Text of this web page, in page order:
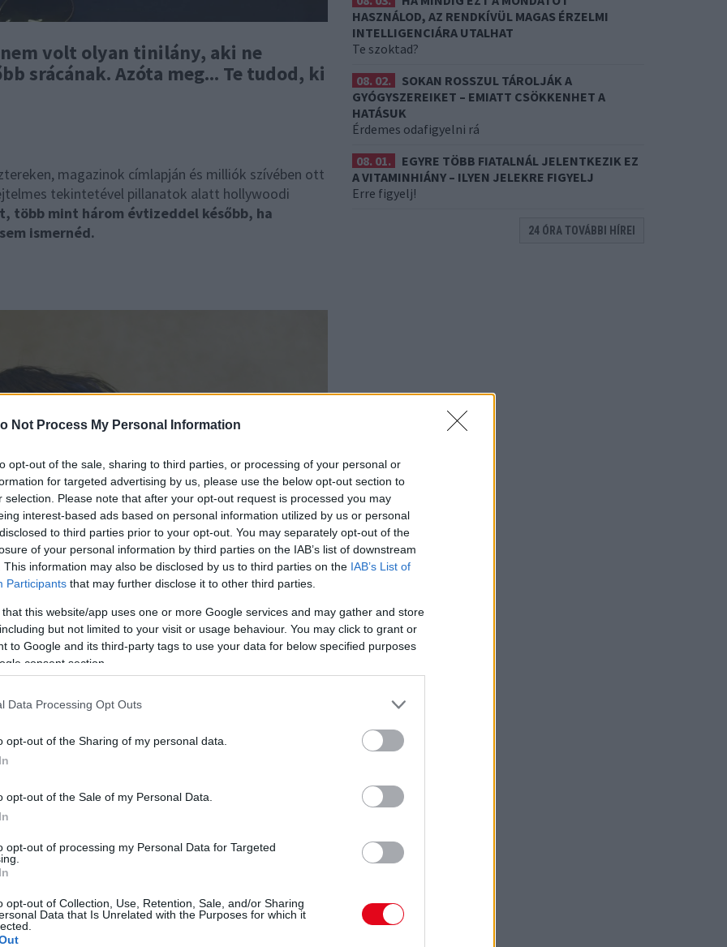
Not Process My Personal Information
opt-out of the sale, sharing to third parties, or processing of your personal or
for targeted advertising by us, please use the below opt-out section to
selection. Please note that after your opt-out request is processed you may
interest-based ads based on personal information utilized by us or personal
to third parties prior to your opt-out. You may separately opt-out of the
of your personal information by third parties on the IAB’s list of downstream
This information may also be disclosed by us to third parties on the IAB’s List of
Participants that may further disclose it to other third parties.
that this website/app uses one or more Google services and may gather and store
but not limited to your visit or usage behaviour. You may click to grant or
to Google and its third-party tags to use your data for below specified purposes
consent section.
Data Processing Opt Outs
opt-out of the Sharing of my personal data.
opt-out of the Sale of my Personal Data.
opt-out of processing my Personal Data for Targeted
opt-out of Collection, Use, Retention, Sale, and/or Sharing
Data that Is Unrelated with the Purposes for which it
volt olyan tinilány, aki ne
srácának. Azóta meg... Te tudod, ki
magazinok címlapján és milliók szívében ott
tekintetével pillanatok alatt hollywoodi
több mint három évtizeddel később, ha
ismernéd.
HASZNÁLOD, AZ RENDKÍVÜL MAGAS ÉRZELMI
INTELLIGENCIÁRA UTALHAT
Te szoktad?
08. 02.
SOKAN ROSSZUL TÁROLJÁK A
GYÓGYSZEREIKET – EMIATT CSÖKKENHET A
HATÁSUK
Érdemes odafigyelni rá
08. 01.
EGYRE TÖBB FIATALNÁL JELENTKEZIK EZ
A VITAMINHIÁNY – ILYEN JELEKRE FIGYELJ
Erre figyelj!
24 ÓRA TOVÁBBI HÍREI